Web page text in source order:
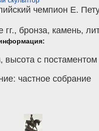
чемпион Е.
гг., бронза, камень,
высота с
частное собрание